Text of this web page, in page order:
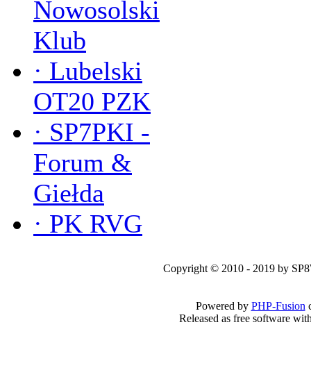
Nowosolski
Klub
· Lubelski
OT20 PZK
· SP7PKI -
Forum &
Giełda
· PK RVG
Copyright © 2010 - 2019 by
Powered by PHP-Fusion
Released as free software